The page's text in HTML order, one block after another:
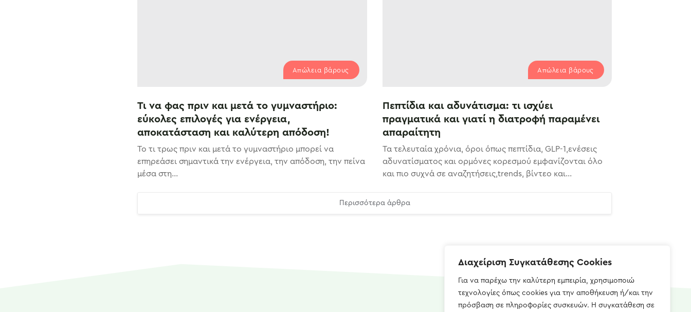
Διαχείριση Συγκατάθεσης Cookies
Για να παρέχω την καλύτερη εμπειρία, χρησιμοποιώ
τεχνολογίες όπως cookies για την αποθήκευση ή/και την
πρόσβαση σε πληροφορίες συσκευών. Η συγκατάθεση σε
Απώλεια βάρους
Τι να φας πριν και μετά το γυμναστήριο:
εύκολες επιλογές για ενέργεια,
αποκατάσταση και καλύτερη απόδοση!
Το τι τρως πριν και μετά το γυμναστήριο μπορεί να
επηρεάσει σημαντικά την ενέργεια, την απόδοση, την πείνα
μέσα στη...
Απώλεια βάρους
Πεπτίδια και αδυνάτισμα: τι ισχύει
πραγματικά και γιατί η διατροφή παραμένει
απαραίτητη
Τα τελευταία χρόνια, όροι όπως πεπτίδια, GLP-1,ενέσεις
αδυνατίσματος και ορμόνες κορεσμού εμφανίζονται όλο
και πιο συχνά σε αναζητήσεις,trends, βίντεο και...
Περισσότερα άρθρα